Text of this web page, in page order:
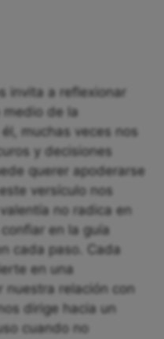
invita a reflexionar
de la
muchas veces nos
y decisiones
querer apoderarse
versículo nos
no radica en
en la guía
cada paso. Cada
en una
relación con
dirige hacia un
cuando no